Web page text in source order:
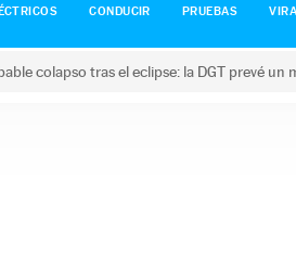
CONDUCIR PRUEBAS
colapso tras el eclipse: la DGT prevé